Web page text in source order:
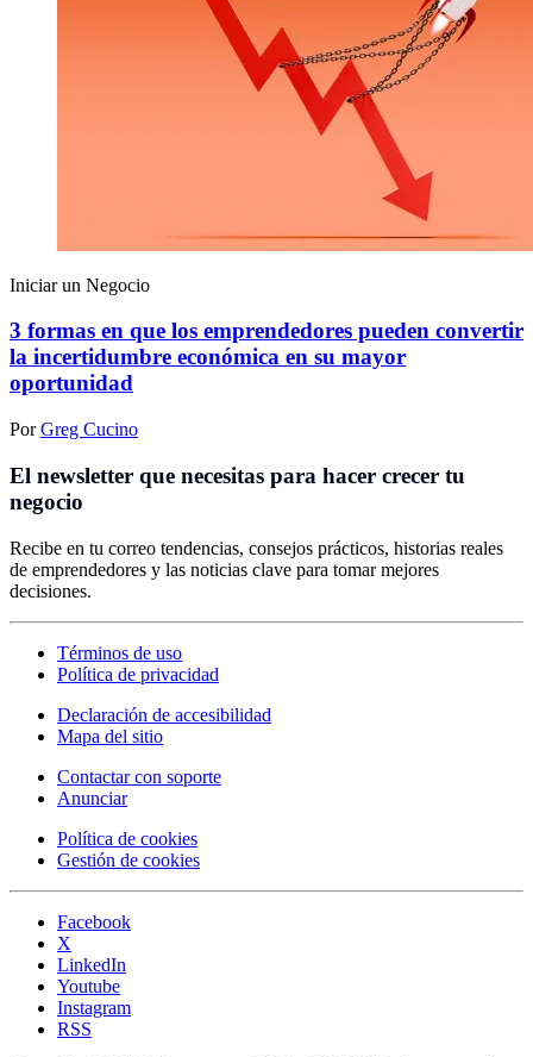
Iniciar un Negocio
3 formas en que los emprendedores pueden convertir
la incertidumbre económica en su mayor
oportunidad
PorGreg Cucino
El newsletter que necesitas para hacer crecer tu
negocio
Recibe en tu correo tendencias, consejos prácticos, historias reales
de emprendedores y las noticias clave para tomar mejores
decisiones.
Términos de uso
Política de privacidad
Declaración de accesibilidad
Mapa del sitio
Contactar con soporte
Anunciar
Política de cookies
Gestión de cookies
Facebook
X
LinkedIn
Youtube
Instagram
RSS